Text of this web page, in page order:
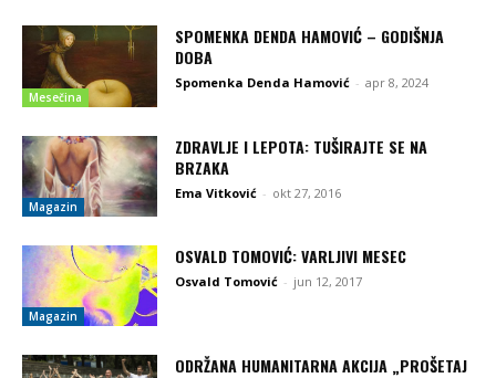
Mesečina
SPOMENKA DENDA HAMOVIĆ – GODIŠNJA
DOBA
Spomenka Denda Hamović - apr 8, 2024
Magazin
ZDRAVLJE I LEPOTA: TUŠIRAJTE SE NA
BRZAKA
Ema Vitković - okt 27, 2016
Magazin
OSVALD TOMOVIĆ: VARLJIVI MESEC
Osvald Tomović - jun 12, 2017
ODRŽANA HUMANITARNA AKCIJA „PROŠETAJ